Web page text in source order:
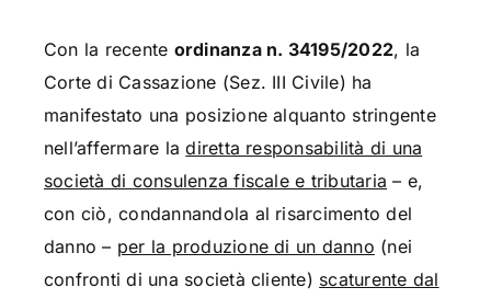
Con la recente ordinanza n. 34195/2022, la
Corte di Cassazione (Sez. III Civile) ha
manifestato una posizione alquanto stringente
nell’affermare ladiretta responsabilità di una
società di consulenza fiscale e tributaria – e,
con ciò, condannandola al risarcimento del
danno – per la produzione di un danno (nei
confronti di una società cliente) scaturente dal